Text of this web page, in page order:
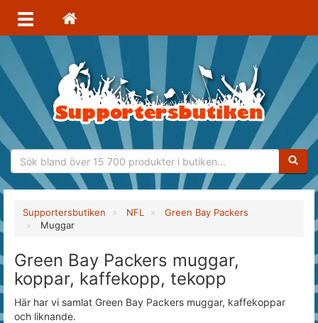
Supportersbutiken NFL
Green Bay Packers
Muggar
Green Bay Packers muggar,
koppar, kaffekopp, tekopp
Här har vi samlat Green Bay Packers muggar, kaffekoppar
och liknande.